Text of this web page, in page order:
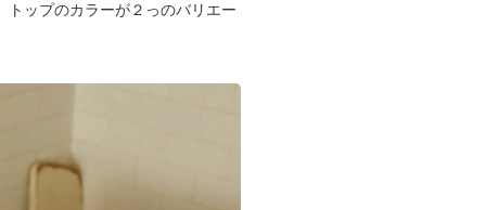
ップのカラーが２っのバリエー